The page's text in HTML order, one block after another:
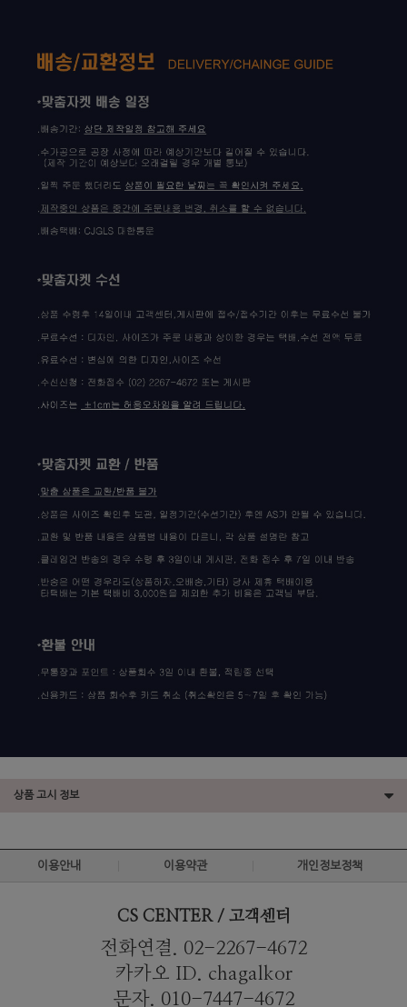
상품 고시 정보
이용안내 이용약관 개인정보정책
CS CENTER / 고객센터
전화연결. 02-2267-4672
카카오 ID. chagalkor
문자. 010-7447-4672